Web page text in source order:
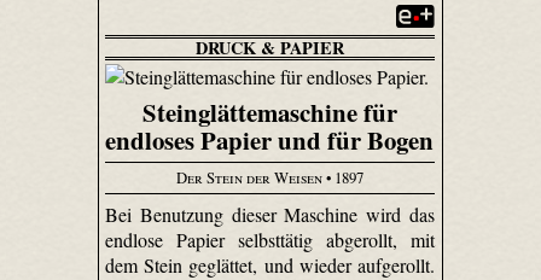
DRUCK & PAPIER
Steinglättemaschine für
endloses Papier und für Bogen
Der Stein der Weisen• 1897
Bei Benutzung dieser Maschine wird das
endlose Papier selbsttätig abgerollt, mit
dem Stein geglättet, und wieder aufgerollt.